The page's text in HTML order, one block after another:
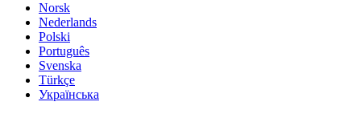
Norsk
Nederlands
Polski
Português
Svenska
Türkçe
Українська